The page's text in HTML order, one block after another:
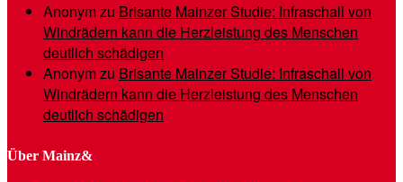
Anonymzu Brisante Mainzer Studie: Infraschall von
Windrädern kann die Herzleistung des Menschen
deutlich schädigen
Anonymzu Brisante Mainzer Studie: Infraschall von
Windrädern kann die Herzleistung des Menschen
deutlich schädigen
Über Mainz&